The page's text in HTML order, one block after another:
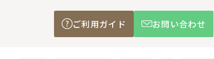
ご利用ガイド お問い合わせ